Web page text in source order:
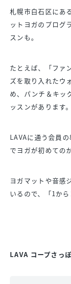
札幌市白石区にあ
ットヨガのプログ
スンも。
たとえば、「ファ
ズを取り入れたウ
め、パンチ＆キッ
ッスンがあります。
LAVAに通う会員
でヨガが初めての
ヨガマットや音感
いるので、「1か
LAVA コープさっ